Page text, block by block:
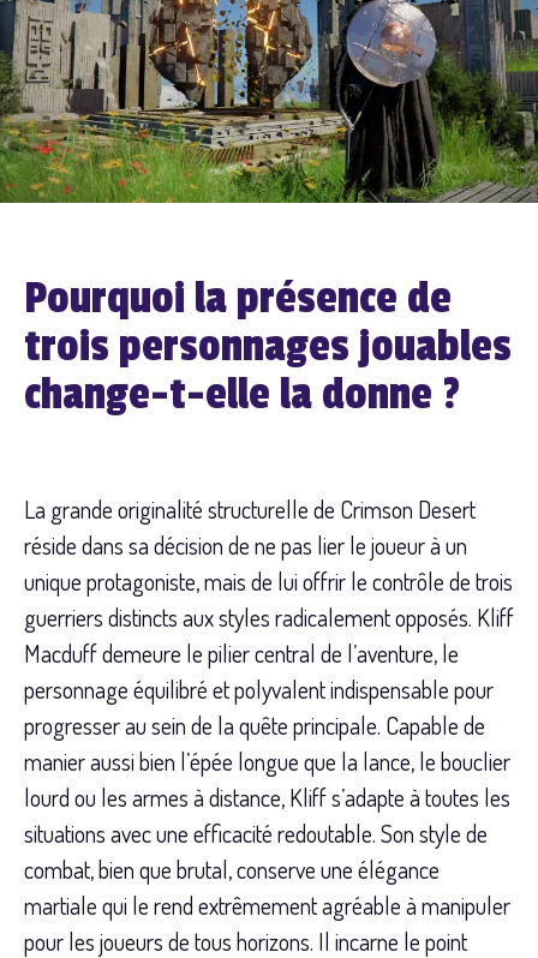
Pourquoi la présence de
trois personnages jouables
change-t-elle la donne ?
La grande originalité structurelle de Crimson Desert
réside dans sa décision de ne pas lier le joueur à un
unique protagoniste, mais de lui offrir le contrôle de trois
guerriers distincts aux styles radicalement opposés. Kliff
Macduff demeure le pilier central de l’aventure, le
personnage équilibré et polyvalent indispensable pour
progresser au sein de la quête principale. Capable de
manier aussi bien l’épée longue que la lance, le bouclier
lourd ou les armes à distance, Kliff s’adapte à toutes les
situations avec une efficacité redoutable. Son style de
combat, bien que brutal, conserve une élégance
martiale qui le rend extrêmement agréable à manipuler
pour les joueurs de tous horizons. Il incarne le point